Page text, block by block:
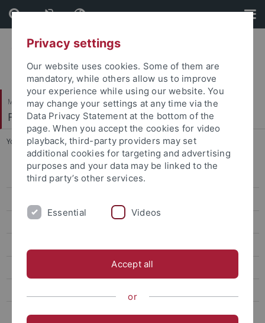
Skip
to
content
Skip
to
footer
Mathematisch-Naturwissenschaftliche Fakultät
Fachbereich Chemie
You are here: Startseite ... Forschung
Arbeitskreis
Publikationen
MINT-Cluster "MINT me!"
Privacy settings
Our website uses cookies. Some of them are
mandatory, while others allow us to improve
your experience while using our website. You
may change your settings at any time via the
Data Privacy Statement at the bottom of the
page. When you accept the cookies for video
playback, third-party providers may set
additional cookies for targeting and advertising
purposes and your data may be linked to the
third party’s other services.
Essential Videos
Accept all
or